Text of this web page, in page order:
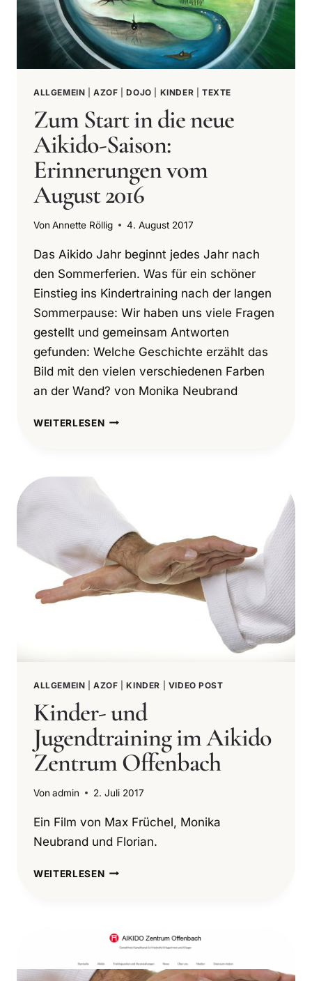
ALLGEMEIN |AZOF |DOJO KINDER TEXTE
Zum Start in die neue
Aikido-Saison:
Erinnerungen vom
August 2016
Von Annette Röllig 4. August 2017
Das Aikido Jahr beginnt jedes Jahr nach
den Sommerferien. Was für ein schöner
Einstieg ins Kindertraining nach der langen
Sommerpause: Wir haben uns viele Fragen
gestellt und gemeinsam Antworten
gefunden: Welche Geschichte erzählt das
Bild mit den vielen verschiedenen Farben
an der Wand? von Monika Neubrand
WEITERLESENZUM
SAISON:
ERINNERUNGEN
VOM
AUGUST
2016
ALLGEMEIN |AZOF |KINDER VIDEO POST
Kinder- und
Jugendtraining im Aikido
Zentrum Offenbach
Von admin 2. Juli 2017
Ein Film von Max Früchel, Monika
Neubrand und Florian.
WEITERLESENKINDER-
AIKIDO
ZENTRUM
OFFENBACH